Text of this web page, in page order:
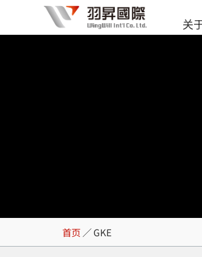
至
关
GKE
首页 ／GKE